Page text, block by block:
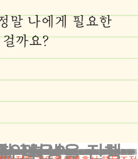
으로 대출을 받을 수 없다”, “직장에서 알게 되면 불이익을 받는다” 등의 걱정을 하시죠. 하지만 이런 걱정들은 대부분 사실이 아닙니다.
에 처한 분들을 위한 제도입니다.
시는 것이 좋습니다.
때 주의할 점은?
개인회생 신청에 대해 비교적 엄격한 편입니다. 따라서 서류 준비와 절차 진행에 있어 더욱 꼼꼼함이 요구됩니다.
합니다. 이는 개인회생 인가에 부정적인 영향을 미칠 수 있습니다.